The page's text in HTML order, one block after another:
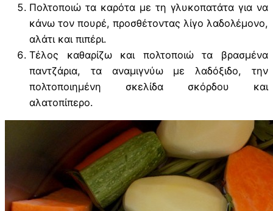
Πολτοποιώ τα καρότα με τη γλυκοπατάτα για να
κάνω τον πουρέ, προσθέτοντας λίγο λαδολέμονο,
αλάτι και πιπέρι.
Τέλος καθαρίζω και πολτοποιώ τα βρασμένα
παντζάρια, τα αναμιγνύω με λαδόξιδο, την
πολτοποιημένη σκελίδα σκόρδου και
αλατοπίπερο.